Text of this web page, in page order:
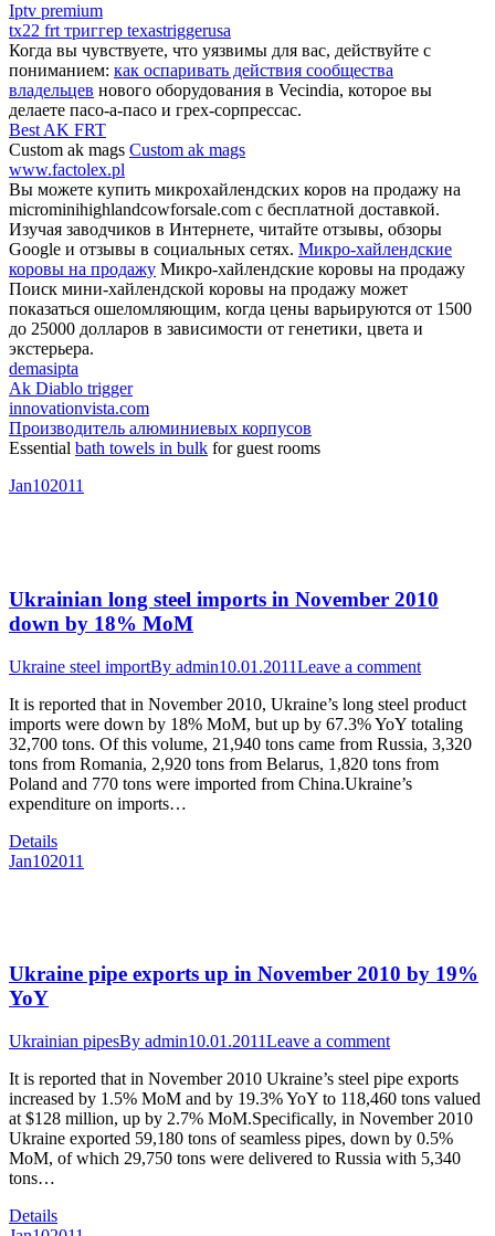
Iptv premium
tx22 frt триггер texastriggerusa
Когда вы чувствуете, что уязвимы для вас, действуйте с
пониманием: как оспаривать действия сообщества
владельцев нового оборудования в Vecindia, которое вы
делаете пасо-а-пасо и грех-сорпрессас.
Best AK FRT
Custom ak mags Custom ak mags
www.factolex.pl
Вы можете купить микрохайлендских коров на продажу на
microminihighlandcowforsale.com с бесплатной доставкой.
Изучая заводчиков в Интернете, читайте отзывы, обзоры
Google и отзывы в социальных сетях. Микро-хайлендские
коровы на продажу Микро-хайлендские коровы на продажу
Поиск мини-хайлендской коровы на продажу может
показаться ошеломляющим, когда цены варьируются от 1500
до 25000 долларов в зависимости от генетики, цвета и
экстерьера.
demasipta
Ak Diablo trigger
innovationvista.com
Производитель алюминиевых корпусов
Essential bath towels in bulk for guest rooms
Jan102011
Ukrainian long steel imports in November 2010
down by 18% MoM
Ukraine steel importBy admin10.01.2011Leave a comment
It is reported that in November 2010, Ukraine’s long steel product
imports were down by 18% MoM, but up by 67.3% YoY totaling
32,700 tons. Of this volume, 21,940 tons came from Russia, 3,320
tons from Romania, 2,920 tons from Belarus, 1,820 tons from
Poland and 770 tons were imported from China.Ukraine’s
expenditure on imports…
Details
Jan102011
Ukraine pipe exports up in November 2010 by 19%
YoY
Ukrainian pipesBy admin10.01.2011Leave a comment
It is reported that in November 2010 Ukraine’s steel pipe exports
increased by 1.5% MoM and by 19.3% YoY to 118,460 tons valued
at $128 million, up by 2.7% MoM.Specifically, in November 2010
Ukraine exported 59,180 tons of seamless pipes, down by 0.5%
MoM, of which 29,750 tons were delivered to Russia with 5,340
tons…
Details